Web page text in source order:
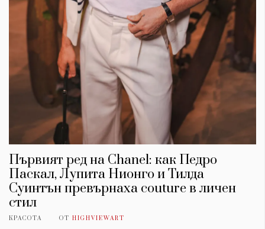
Първият ред на Chanel: как Педро
Паскал, Лупита Нионго и Тилда
Суинтън превърнаха couture в личен
стил
КРАСОТА ОТ HIGHVIEWART